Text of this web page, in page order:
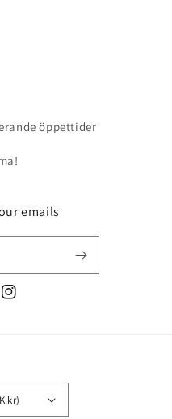
öppettider
emails
Instagram
kr)